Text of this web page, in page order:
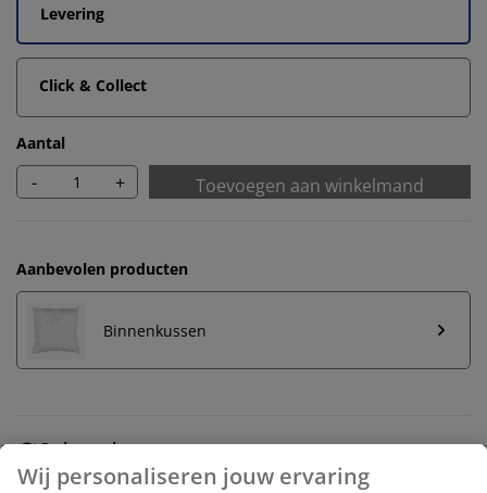
Levering
Click & Collect
Aantal
- + Toevoegen aan winkelmand
Aanbevolen producten
Binnenkussen
Onbeperkt retourneren
Geen tijdslimiet - retourneer in iedere JYSK-winkel